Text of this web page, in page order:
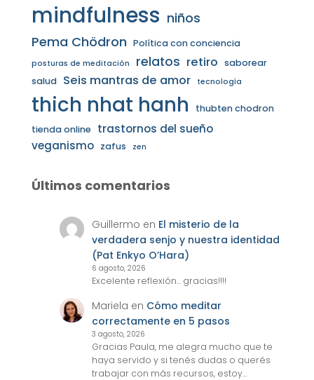
mindfulness niños
Pema Chödron Política con conciencia
posturas de meditación relatos retiro saborear
salud Seis mantras de amor tecnología
thich nhat hanh
thubten chodron
tienda online trastornos del sueño
veganismo zafus zen
Últimos comentarios
Guillermo en El misterio de la
verdadera senjo y nuestra identidad
(Pat Enkyo O’Hara)
6 agosto, 2026
Excelente reflexión... gracias!!!!
Mariela en Cómo meditar
correctamente en 5 pasos
3 agosto, 2026
Gracias Paula, me alegra mucho que te
haya servido y si tenés dudas o querés
trabajar con más recursos, estoy…